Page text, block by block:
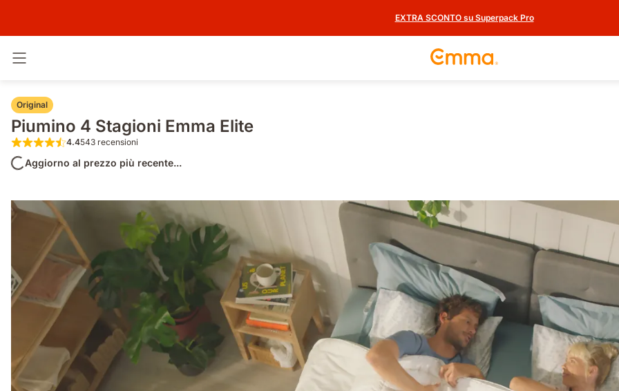
EXTRA SCONTO su Superpack Pro
Original
Piumino 4 Stagioni Emma Elite
4.4 su 5 stelle 543 recensioni
4.4543 recensioni
Aggiorno al prezzo più recente...